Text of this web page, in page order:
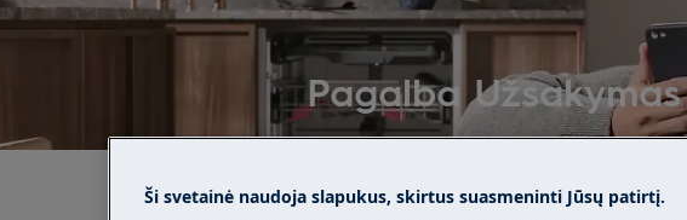
Pagalba Užsakymas
Ši svetainė naudoja slapukus, skirtus suasmeninti Jūsų patirtį.